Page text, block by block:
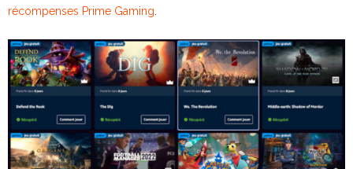
récompenses Prime Gaming